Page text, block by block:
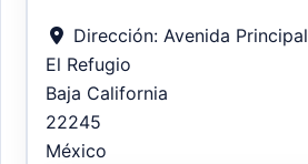
Dirección: Avenida Principal
El Refugio
Baja California
22245
México